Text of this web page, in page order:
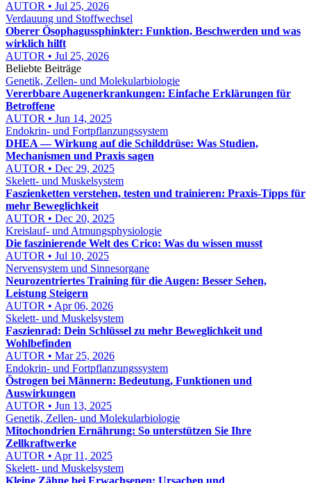
AUTOR • Jul 25, 2026
Verdauung und Stoffwechsel
Oberer Ösophagussphinkter: Funktion, Beschwerden und was
wirklich hilft
AUTOR • Jul 25, 2026
Beliebte Beiträge
Genetik, Zellen- und Molekularbiologie
Vererbbare Augenerkrankungen: Einfache Erklärungen für
Betroffene
AUTOR • Jun 14, 2025
Endokrin- und Fortpflanzungssystem
DHEA — Wirkung auf die Schilddrüse: Was Studien,
Mechanismen und Praxis sagen
AUTOR • Dec 29, 2025
Skelett- und Muskelsystem
Faszienketten verstehen, testen und trainieren: Praxis‑Tipps für
mehr Beweglichkeit
AUTOR • Dec 20, 2025
Kreislauf- und Atmungsphysiologie
Die faszinierende Welt des Crico: Was du wissen musst
AUTOR • Jul 10, 2025
Nervensystem und Sinnesorgane
Neurozentriertes Training für die Augen: Besser Sehen,
Leistung Steigern
AUTOR • Apr 06, 2026
Skelett- und Muskelsystem
Faszienrad: Dein Schlüssel zu mehr Beweglichkeit und
Wohlbefinden
AUTOR • Mar 25, 2026
Endokrin- und Fortpflanzungssystem
Östrogen bei Männern: Bedeutung, Funktionen und
Auswirkungen
AUTOR • Jun 13, 2025
Genetik, Zellen- und Molekularbiologie
Mitochondrien Ernährung: So unterstützen Sie Ihre
Zellkraftwerke
AUTOR • Apr 11, 2025
Skelett- und Muskelsystem
Kleine Zähne bei Erwachsenen: Ursachen und